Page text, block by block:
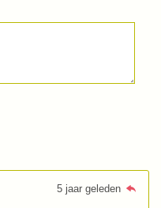
5 jaar geleden